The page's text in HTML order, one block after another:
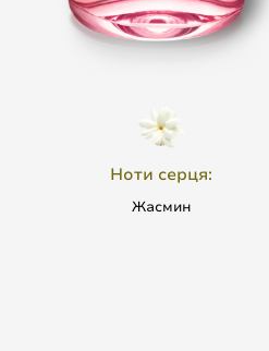
Ноти серця:
Жасмин